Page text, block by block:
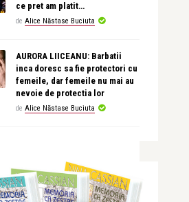
ce pret am platit…
de Alice Năstase Buciuta
AURORA LIICEANU: Barbatii
inca doresc sa fie protectori cu
femeile, dar femeile nu mai au
nevoie de protectia lor
de Alice Năstase Buciuta